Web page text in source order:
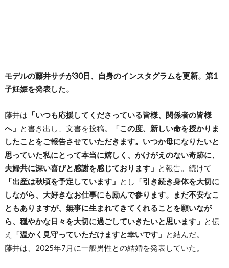
モデルの藤井サチが30日、自身のインスタグラムを更新。第1
子妊娠を発表した。
藤井は 「いつも応援してくださっている皆様、関係者の皆様
へ」 と書き出し、文書を投稿。
「この度、新しい命を授かりま
したことをご報告させていただきます。いつか母になりたいと
思っていた私にとって本当に嬉しく、かけがえのない奇跡に、
夫婦共に深い喜びと感謝を感じております」 と報告。続けて
「出産は秋頃を予定しています」 とし
「引き続き身体を大切に
しながら、大好きなお仕事にも励んで参ります。まだ不安なこ
ともありますが、無事に生まれてきてくれることを願いなが
ら、穏やかな日々を大切に過ごしていきたいと思います」 と伝
え
「温かく見守っていただけますと幸いです」 と結んだ。
藤井は、2025年7月に一般男性との結婚を発表していた。